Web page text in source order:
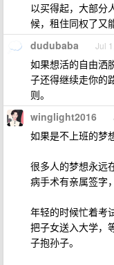
以买得起，大部分
候，租住同权了又
dudubaba Jul
如果想活的自由洒
子还得继续走你的
则。
winglight2016
如果是不上班的梦
很多人的梦想永远
病手术有亲属签字
年轻的时候忙着考
把子女送入大学，
子抱孙子。